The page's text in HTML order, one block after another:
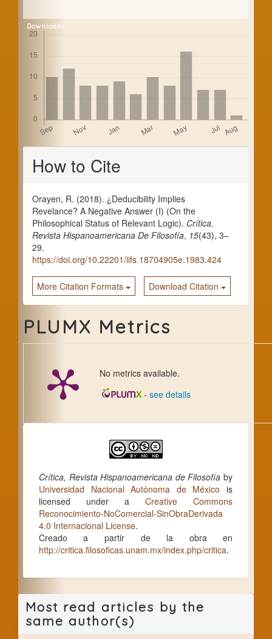
Downloads
Article
Details
How to Cite
Orayen, R. (2018). ¿Deducibility Implies
Revelance? A Negative Answer (I) (On the
Philosophical Status of Relevant Logic). Crítica.
Revista Hispanoamericana De Filosofía, 15(43), 3–
29.
https://doi.org/10.22201/iifs.18704905e.1983.424
More Citation Formats Download Citation
PLUMX Metrics
No metrics available.
-see details
Crítica, Revista Hispanoamericana de Filosofía by
Universidad Nacional Autónoma de México is
licensed under aCreative Commons
Reconocimiento-NoComercial-SinObraDerivada
4.0 Internacional License.
Creado a partir de la obra en
http://critica.filosoficas.unam.mx/index.php/critica.
Most read articles by the
same author(s)